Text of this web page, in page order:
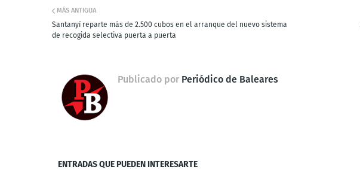
MÁS ANTIGUA
Santanyí reparte más de 2.500 cubos en el arranque del nuevo sistema
de recogida selectiva puerta a puerta
Publicado por Periódico de Baleares
ENTRADAS QUE PUEDEN INTERESARTE